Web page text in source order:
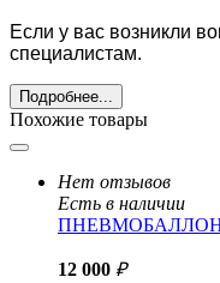
Если у вас возникли
специалистам.
Подробнее...
Похожие товары
Нет отзывов
Есть в наличии
ПНЕВМОБАЛЛОН
12 000 ₽